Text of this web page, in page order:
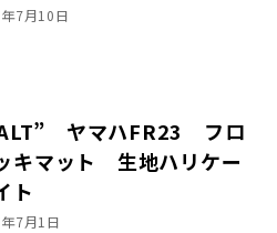
7月10日
ヤマハFR23 フロ
キマット 生地ハリケー
ト
7月1日